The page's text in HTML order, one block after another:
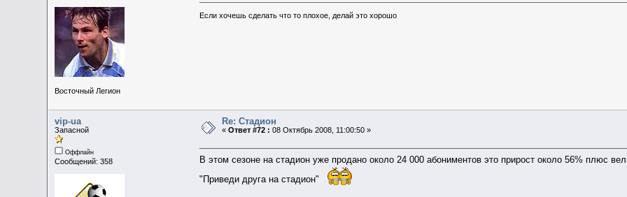
Восточный Легион
Если хочешь сделать что то плохое, делай это хорошо
vip-ua
Запасной
Оффлайн
Сообщений: 358
Re: Стадион
«Ответ #72 : 08 Октябрь 2008, 11:00:50 »
В этом сезоне на стадион уже продано около 24 000 абониментов это прирост около 56% плюс
"Приведи друга на стадион"